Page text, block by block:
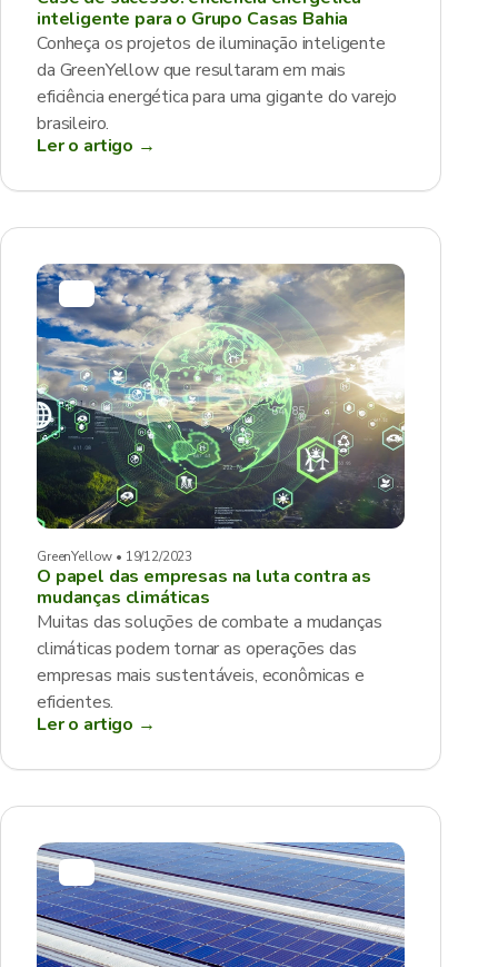
inteligente para o Grupo Casas Bahia
Conheça os projetos de iluminação inteligente
da GreenYellow que resultaram em mais
eficiência energética para uma gigante do varejo
brasileiro.
Ler o artigo →
GreenYellow • 19/12/2023
O papel das empresas na luta contra as
mudanças climáticas
Muitas das soluções de combate a mudanças
climáticas podem tornar as operações das
empresas mais sustentáveis, econômicas e
eficientes.
Ler o artigo →